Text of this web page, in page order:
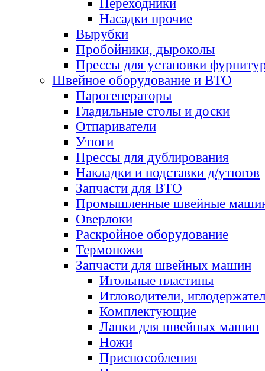
Переходники
Насадки прочие
Вырубки
Пробойники, дыроколы
Прессы для установки
Швейное оборудование и ВТО
Парогенераторы
Гладильные столы и доски
Отпариватели
Утюги
Прессы для дублирования
Накладки и подставки д/утюгов
Запчасти для ВТО
Промышленные швейные
Оверлоки
Раскройное оборудование
Термоножи
Запчасти для швейных машин
Игольные пластины
Игловодители,
Комплектующие
Лапки для швейных машин
Ножи
Приспособления